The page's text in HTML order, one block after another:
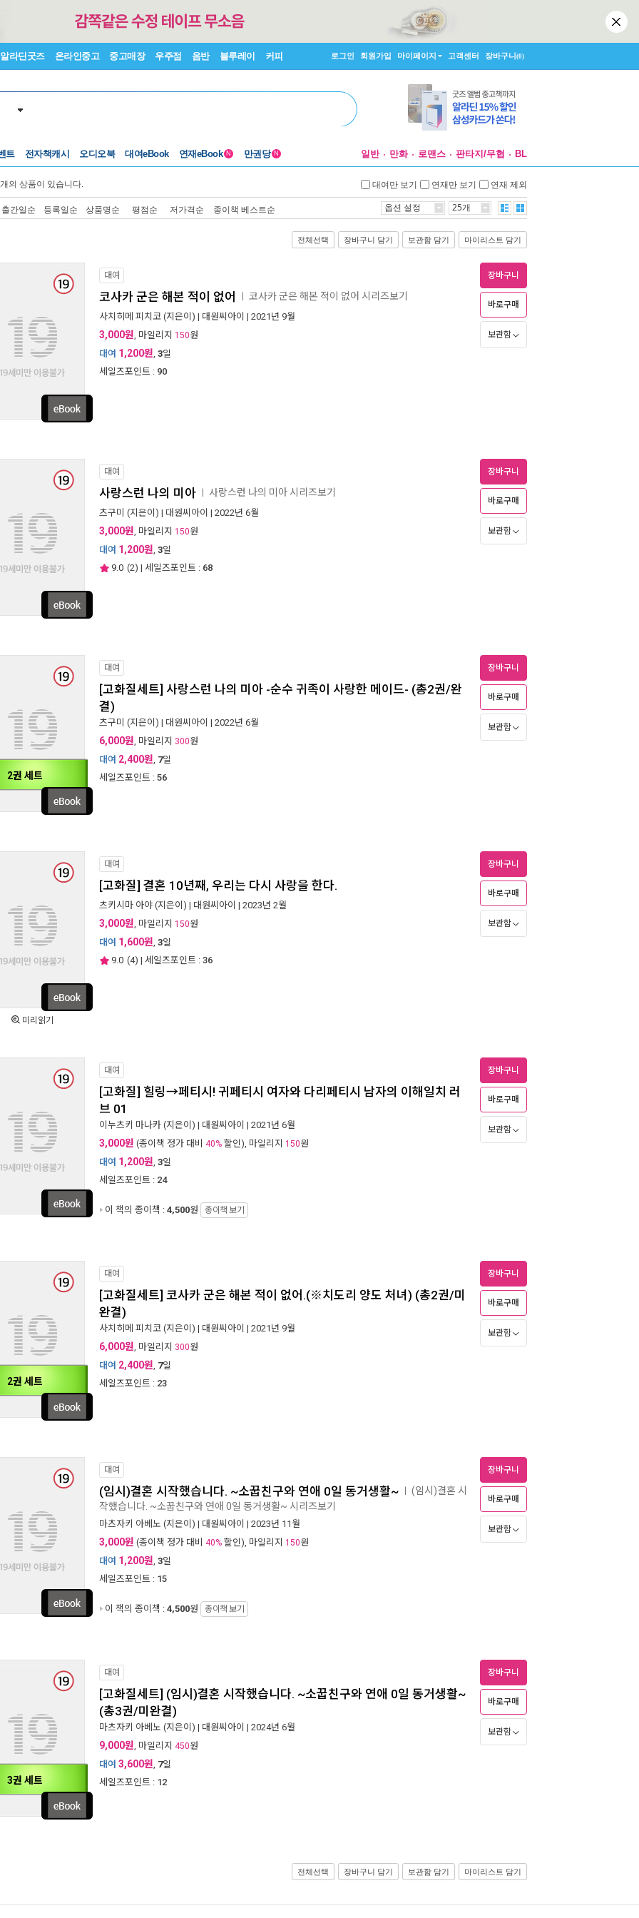
알라딘굿즈 온라인중고 중고매장 우주점 음반 블루레이 커피 로그인 회원가입 마이페이지 고객센터 장바구니(0)
트 전자책캐시 오디오북 대여eBook 연재eBook N 만권당 N 일반 만화 로맨스 판타지/무협 BL
개의 상품이 있습니다. 대여만 보기 연재만 보기 연재 제외
출간일순 등록일순 상품명순 평점순 저가격순 종이책 베스트순 옵션 설정 25개
전체선택 장바구니 담기 보관함 담기 마이리스트 담기
대여
코사카 군은 해본 적이 없어 코사카 군은 해본 적이 없어 시리즈보기
사치히메 피치코 (지은이) | 대원씨아이 | 2021년 9월
3,000원, 마일리지 150원
대여 1,200원, 3일
세일즈포인트 : 90
장바구니
바로구매
보관함
대여
사랑스런 나의 미아 사랑스런 나의 미아 시리즈보기
츠구미 (지은이) | 대원씨아이 | 2022년 6월
3,000원, 마일리지 150원
대여 1,200원, 3일
9.0 (2) | 세일즈포인트 : 68
장바구니
바로구매
보관함
2권 세트
대여
[고화질세트] 사랑스런 나의 미아 -순수 귀족이 사랑한 메이드- (총2권/완
결)
츠구미 (지은이) | 대원씨아이 | 2022년 6월
6,000원 , 마일리지 300원
대여 2,400원 7일
세일즈포인트 : 56
장바구니
바로구매
보관함
미리읽기
대여
[고화질] 결혼 10년째, 우리는 다시 사랑을 한다.
츠키시마 아야 (지은이) | 대원씨아이 | 2023년 2월
3,000원, 마일리지 150원
대여 1,600원, 3일
9.0 (4) | 세일즈포인트 : 36
장바구니
바로구매
보관함
대여
[고화질] 힐링→페티시! 귀페티시 여자와 다리페티시 남자의 이해일치 러
브 01
이누츠키 마나카 (지은이) | 대원씨아이 | 2021년 6월
3,000원 (종이책 정가 대비 40% 할인), 마일리지 150원
대여 1,200원 3일
세일즈포인트 : 24
이 책의 종이책 : 4,500원 종이책 보기
장바구니
바로구매
보관함
2권 세트
대여
[고화질세트] 코사카 군은 해본 적이 없어.(※치도리 양도 처녀) (총2권/미
완결)
사치히메 피치코 (지은이) | 대원씨아이 | 2021년 9월
6,000원 , 마일리지 300원
대여 2,400원 7일
세일즈포인트 : 23
장바구니
바로구매
보관함
대여
(임시)결혼 시작했습니다. ~소꿉친구와 연애 0일 동거생활~ (임시)결혼 시
작했습니다. ~소꿉친구와 연애 0일 동거생활~ 시리즈보기
마츠자키 아베노 (지은이) | 대원씨아이 | 2023년 11월
3,000원 (종이책 정가 대비 40% 할인), 마일리지 150원
대여 1,200원, 3일
세일즈포인트 : 15
이 책의 종이책 : 4,500원 종이책 보기
장바구니
바로구매
보관함
3권 세트
대여
[고화질세트] (임시)결혼 시작했습니다. ~소꿉친구와 연애 0일 동거생활~
(총3권/미완결)
마츠자키 아베노 (지은이) | 대원씨아이 | 2024년 6월
9,000원 , 마일리지 450원
대여 3,600원 7일
세일즈포인트 : 12
장바구니
바로구매
보관함
전체선택 장바구니 담기 보관함 담기 마이리스트 담기